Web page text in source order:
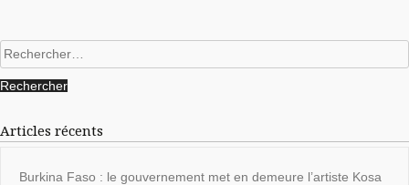
Rechercher :
Articles récents
Burkina Faso : le gouvernement met en demeure l’artiste Kosa